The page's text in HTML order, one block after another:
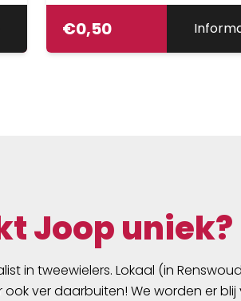
€0,50
Joop uniek?
in tweewielers. Lokaal (in
ver daarbuiten! We worden er